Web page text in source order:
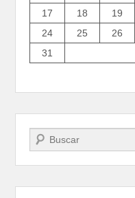
17
18 19
24
25 26
31
Buscar